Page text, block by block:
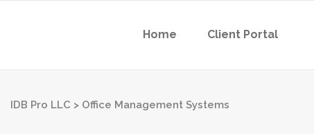
Home Client Portal
IDB Pro LLC > Office Management Systems